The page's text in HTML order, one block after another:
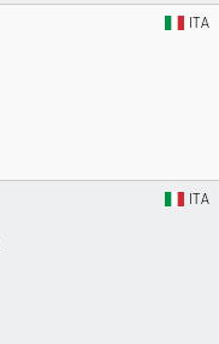
ITA
ITA